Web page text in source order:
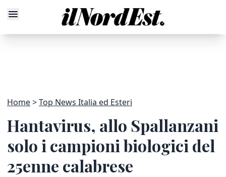
Home Top News Italia ed Esteri
Hantavirus, allo Spallanzani
solo i campioni biologici del
25enne calabrese